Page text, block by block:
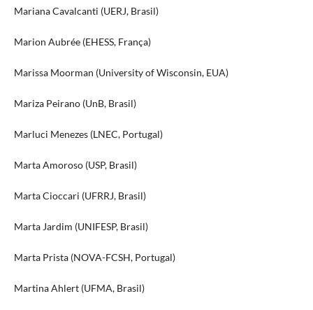
Mariana Cavalcanti (UERJ, Brasil)
Marion Aubrée (EHESS, França)
Marissa Moorman (University of Wisconsin, EUA)
Mariza Peirano (UnB, Brasil)
Marluci Menezes (LNEC, Portugal)
Marta Amoroso (USP, Brasil)
Marta Cioccari (UFRRJ, Brasil)
Marta Jardim (UNIFESP, Brasil)
Marta Prista (NOVA-FCSH, Portugal)
Martina Ahlert (UFMA, Brasil)